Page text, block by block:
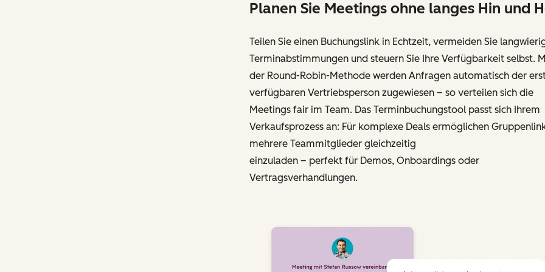
Planen Sie Meetings ohne langes Hin und
Teilen Sie einen Buchungslink in Echtzeit, vermeiden Sie
Terminabstimmungen und steuern Sie Ihre Verfügbarkeit selbst.
der Round-Robin-Methode werden Anfragen automatisch der
verfügbaren Vertriebs­person zugewiesen – so verteilen sich die
Meetings fair im Team. Das Terminbuchungstool passt sich Ihrem
Verkaufsprozess an: Für komplexe Deals ermöglichen
mehrere Teammitglieder gleichzeitig
einzuladen – perfekt für Demos, Onboardings oder
Vertragsverhandlungen.